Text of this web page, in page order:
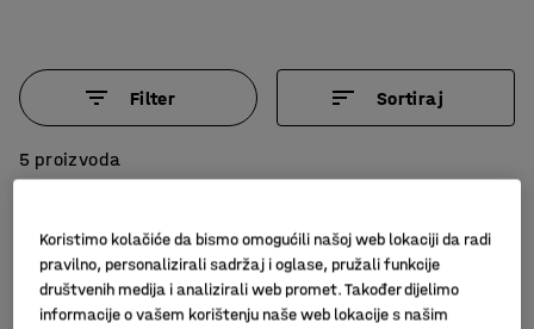
Filter Sortiraj
5 proizvoda
Koristimo kolačiće da bismo omogućili našoj web lokaciji da radi
pravilno, personalizirali sadržaj i oglase, pružali funkcije
društvenih medija i analizirali web promet. Također dijelimo
informacije o vašem korištenju naše web lokacije s našim